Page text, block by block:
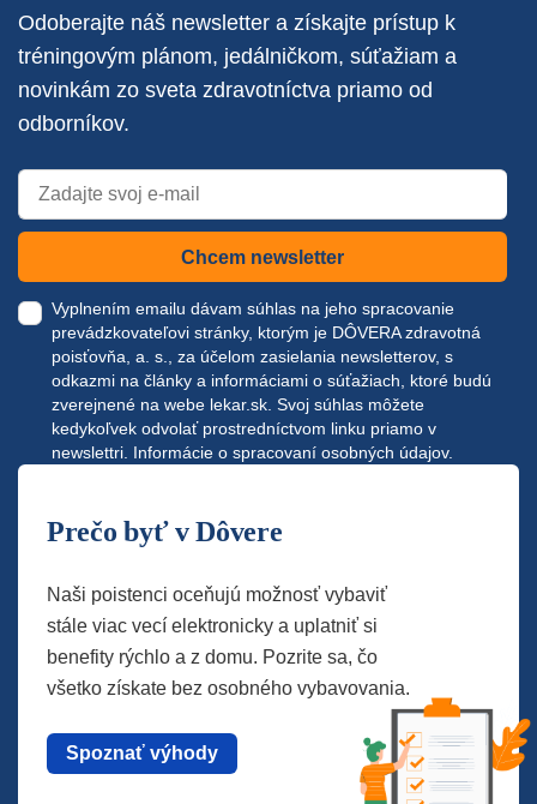
Odoberajte náš newsletter a získajte prístup k
tréningovým plánom, jedálničkom, súťažiam a
novinkám zo sveta zdravotníctva priamo od
odborníkov.
Chcem newsletter
Vyplnením emailu dávam súhlas na jeho spracovanie
prevádzkovateľovi stránky, ktorým je DÔVERA zdravotná
poisťovňa, a. s., za účelom zasielania newsletterov, s
odkazmi na články a informáciami o súťažiach, ktoré budú
zverejnené na webe lekar.sk . Svoj súhlas môžete
kedykoľvek odvolať prostredníctvom linku priamo v
newslettri. Informácie o spracovaní osobných údajov.
Prečo byť v Dôvere
Naši poistenci oceňujú možnosť vybaviť
stále viac vecí elektronicky a uplatniť si
benefity rýchlo a z domu. Pozrite sa, čo
všetko získate bez osobného vybavovania.
Spoznať výhody